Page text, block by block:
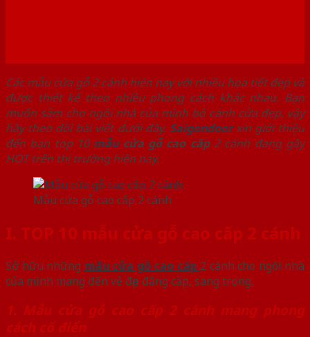
Các mẫu cửa gỗ 2 cánh hiện nay với nhiều họa tiết đẹp và
được thiết kế theo nhiều phong cách khác nhau. Bạn
muốn sắm cho ngôi nhà của mình bộ cánh cửa đẹp, vậy
hãy theo dõi bài viết dưới đây. Saigondoorxin giới thiệu
đến bạn top 10 mẫu cửa gỗ cao cấp 2 cánh đang gây
HOT trên thị trường hiện nay.
Mẫu cửa gỗ cao cấp 2 cánh
I. TOP 10 mẫu cửa gỗ cao cấp 2 cánh
Sở hữu những mẫu cửa gỗ cao cấp 2 cánh cho ngôi nhà
của mình mang đến vẻ đẹp đẳng cấp, sang trọng.
1. Mẫu cửa gỗ cao cấp 2 cánh mang phong
cách cổ điển